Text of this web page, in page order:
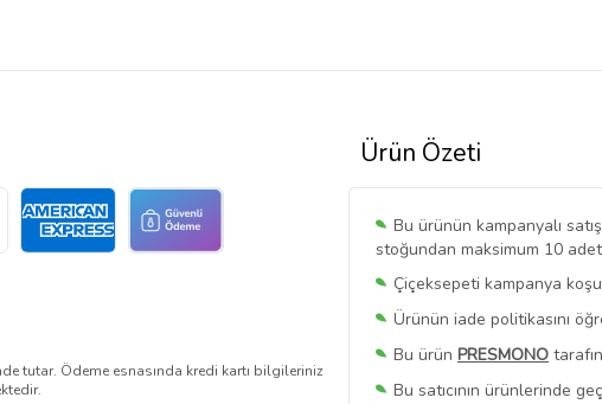
Ürün Özeti
Bu ürünün kampanyalı
stoğundan maksimum 10
Çiçeksepeti kampanya
Ürünün iade politikasını
Bu ürün PRESMONO
Bu satıcının ürünlerinde
tutar. Ödeme esnasında kredi kartı bilgileriniz